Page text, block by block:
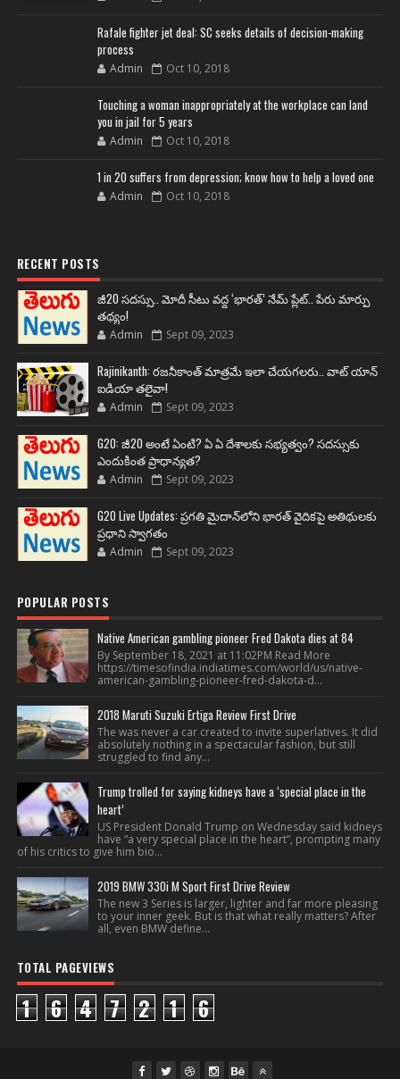
Rafale fighter jet deal: SC seeks details of decision-making
process
Admin Oct 10, 2018
Touching a woman inappropriately at the workplace can land
you in jail for 5 years
Admin Oct 10, 2018
1 in 20 suffers from depression; know how to help a loved one
Admin Oct 10, 2018
RECENT POSTS
జీ20 సదస్సు.. మోదీ సీటు వద్ద ‘భారత్’ నేమ్ ప్లేట్‌.. పేరు మార్పు
తథ్యం!
Admin Sept 09, 2023
Rajinikanth: రజనీకాంత్ మాత్రమే ఇలా చేయగలరు.. వాట్ యాన్
ఐడియా తలైవా!
Admin Sept 09, 2023
G20: జీ20 అంటే ఏంటి? ఏ ఏ దేశాలకు సభ్యత్వం? సదస్సుకు
ఎందుకింత ప్రాధాన్యత?
Admin Sept 09, 2023
G20 Live Updates: ప్రగతి మైదాన్‌లోని భారత్ వైదికపై అతిథులకు
ప్రధాని స్వాగతం
Admin Sept 09, 2023
POPULAR POSTS
Native American gambling pioneer Fred Dakota dies at 84
By September 18, 2021 at 11:02PM Read More
https://timesofindia.indiatimes.com/world/us/native-
american-gambling-pioneer-fred-dakota-d...
2018 Maruti Suzuki Ertiga Review First Drive
The was never a car created to invite superlatives. It did
absolutely nothing in a spectacular fashion, but still
struggled to find any...
Trump trolled for saying kidneys have a ‘special place in the
heart’
US President Donald Trump on Wednesday said kidneys
have “a very special place in the heart”, prompting many
of his critics to give him bio...
2019 BMW 330i M Sport First Drive Review
The new 3 Series is larger, lighter and far more pleasing
to your inner geek. But is that what really matters? After
all, even BMW define...
TOTAL PAGEVIEWS
1 6 4 7 2 1 6